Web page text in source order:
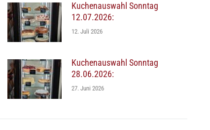
Kuchenauswahl Sonntag
12.07.2026:
12. Juli 2026
Kuchenauswahl Sonntag
28.06.2026:
27. Juni 2026